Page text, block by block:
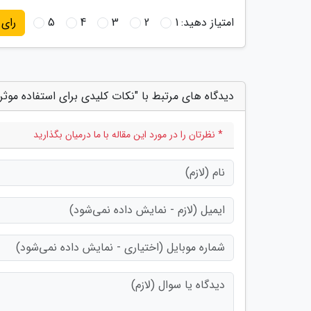
امتیاز دهید:1
2
3
4
5 رای
دیدگاه های مرتبط با "نکات کلیدی برای استفاده
* نظرتان را در مورد این مقاله با ما درمیان بگذارید